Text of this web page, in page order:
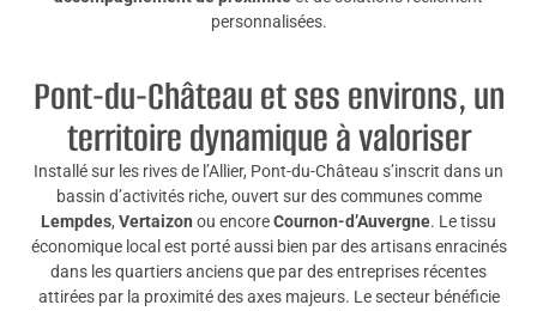
personnalisées.
Pont-du-Château et ses environs, un
territoire dynamique à valoriser
Installé sur les rives de l’Allier, Pont-du-Château s’inscrit dans un
bassin d’activités riche, ouvert sur des communes comme
Lempdes, Vertaizon ou encoreCournon-d’Auvergne. Le tissu
économique local est porté aussi bien par des artisans enracinés
dans les quartiers anciens que par des entreprises récentes
attirées par la proximité des axes majeurs. Le secteur bénéficie